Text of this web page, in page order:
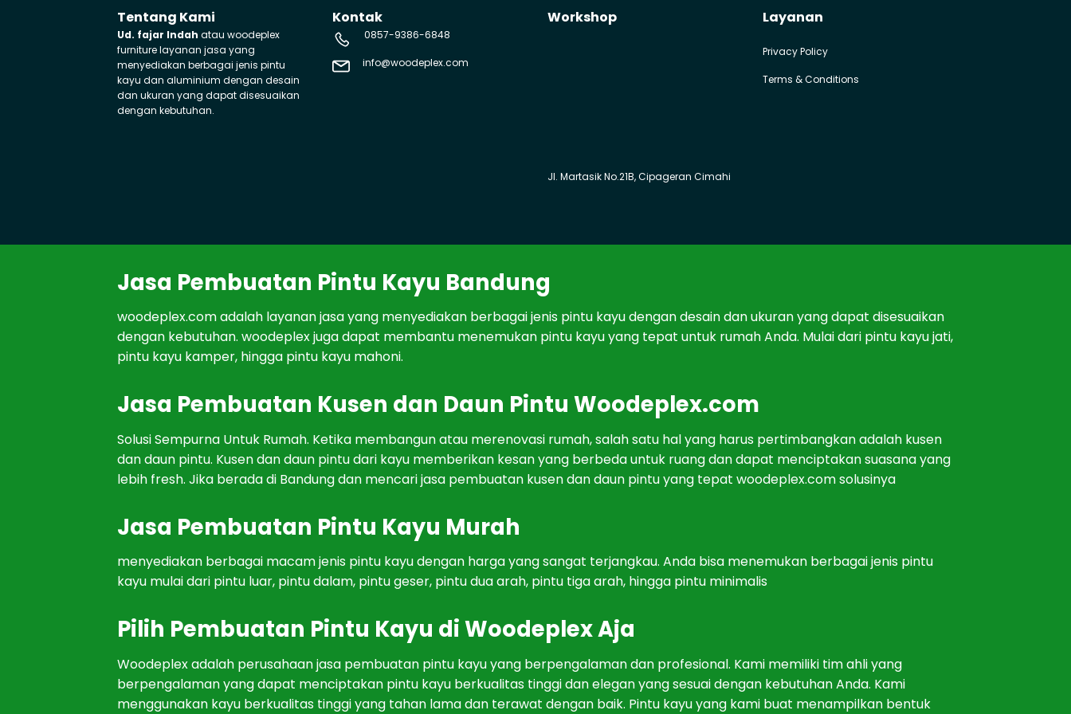
Tentang Kami
Ud. fajar Indah atau woodeplex
furniture layanan jasa yang
menyediakan berbagai jenis pintu
kayu dan aluminium dengan desain
dan ukuran yang dapat disesuaikan
dengan kebutuhan.
Kontak
0857-9386-6848
info@woodeplex.com
Workshop
Jl. Martasik No.21B, Cipageran Cimahi
Layanan
Privacy Policy
Terms & Conditions
Jasa Pembuatan Pintu Kayu Bandung
woodeplex.com adalah layananjasayang menyediakan berbagaijenis pintu kayudengandesaindanukuranyangdapat disesuaikan
dengan kebutuhan. woodeplexjugadapat membantu menemukan pintu kayuyang tepat untuk rumahAnda. Mulaidari pintu kayujati,
pintu kayu kamper, hingga pintu kayu mahoni.
Jasa Pembuatan Kusen dan Daun Pintu Woodeplex.com
SolusiSempurna Untuk Rumah. Ketika membangunatau merenovasi rumah,salahsatu halyang harus pertimbangkanadalah kusen
dandaun pintu. Kusendandaun pintudari kayu memberikan kesanyang berbedauntuk ruangdandapat menciptakansuasanayang
lebih fresh. Jika beradadi Bandungdan mencarijasa pembuatan kusendandaun pintuyang tepat woodeplex.com solusinya
Jasa Pembuatan Pintu Kayu Murah
menyediakan berbagai macamjenis pintu kayudengan hargayangsangat terjangkau. Anda bisa menemukan berbagaijenis pintu
kayu mulaidari pintu luar, pintudalam, pintugeser, pintuduaarah, pintu tigaarah, hingga pintu minimalis
Pilih Pembuatan Pintu Kayu di Woodeplex Aja
Woodeplexadalah perusahaanjasa pembuatan pintu kayuyang berpengalamandan profesional. Kami memiliki timahliyang
berpengalamanyangdapat menciptakan pintu kayu berkualitas tinggidaneleganyangsesuaidengan kebutuhanAnda. Kami
menggunakan kayu berkualitas tinggiyang tahan lamadan terawat dengan baik. Pintu kayuyang kami buat menampilkan bentuk